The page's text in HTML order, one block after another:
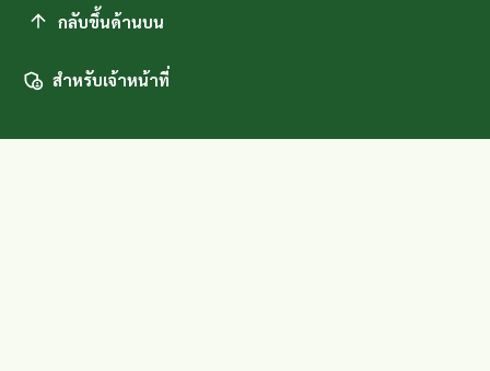
กลับขึ้นด้านบน
สำหรับเจ้าหน้าที่